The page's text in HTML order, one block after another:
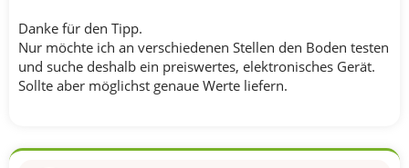
Danke für den Tipp.
Nur möchte ich an verschiedenen Stellen den Boden testen
und suche deshalb ein preiswertes, elektronisches Gerät.
Sollte aber möglichst genaue Werte liefern.